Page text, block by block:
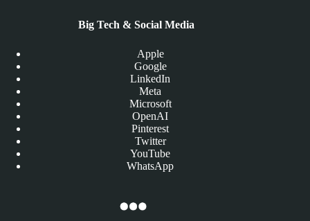
Big Tech & Social Media
Apple
Google
LinkedIn
Meta
Microsoft
OpenAI
Pinterest
Twitter
YouTube
WhatsApp